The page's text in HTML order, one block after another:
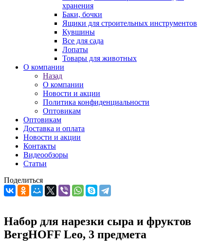
хранения
Баки, бочки
Ящики для строительных инструментов
Кувшины
Все для сада
Лопаты
Товары для животных
О компании
Назад
О компании
Новости и акции
Политика конфиденциальности
Оптовикам
Оптовикам
Доставка и оплата
Новости и акции
Контакты
Видеообзоры
Статьи
Поделиться
Набор для нарезки сыра и фруктов
BergHOFF Leo, 3 предмета